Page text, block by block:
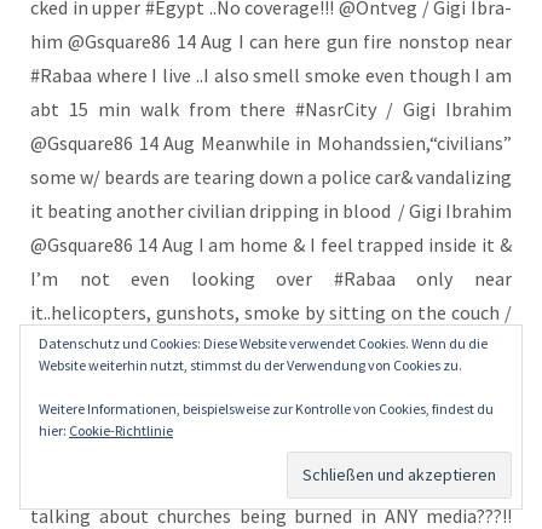
Datenschutz und Cookies: Diese Website verwendet Cookies. Wenn du die
Website weiterhin nutzt, stimmst du der Verwendung von Cookies zu.
Weitere Informationen, beispielsweise zur Kontrolle von Cookies, findest du
hier: Cookie-Richtlinie